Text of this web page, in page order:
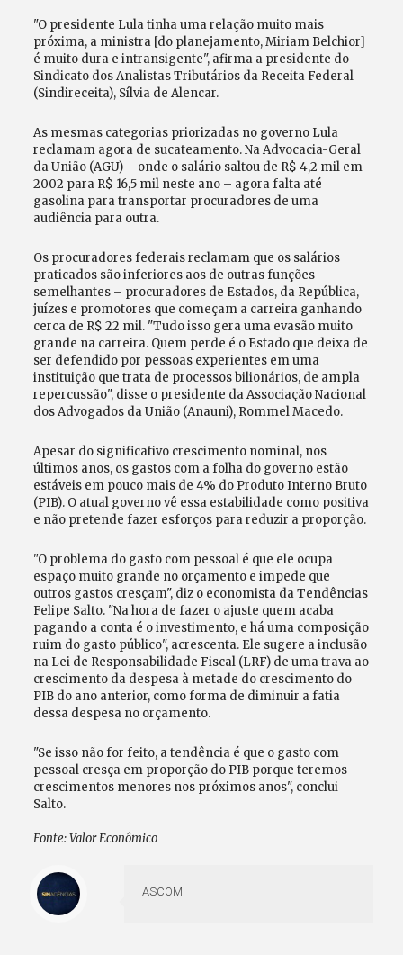
"O presidente Lula tinha uma relação muito mais
próxima, a ministra [do planejamento, Miriam Belchior]
é muito dura e intransigente", afirma a presidente do
Sindicato dos Analistas Tributários da Receita Federal
(Sindireceita), Sílvia de Alencar.
As mesmas categorias priorizadas no governo Lula
reclamam agora de sucateamento. Na Advocacia-Geral
da União (AGU) – onde o salário saltou de R$ 4,2 mil em
2002 para R$ 16,5 mil neste ano – agora falta até
gasolina para transportar procuradores de uma
audiência para outra.
Os procuradores federais reclamam que os salários
praticados são inferiores aos de outras funções
semelhantes – procuradores de Estados, da República,
juízes e promotores que começam a carreira ganhando
cerca de R$ 22 mil. "Tudo isso gera uma evasão muito
grande na carreira. Quem perde é o Estado que deixa de
ser defendido por pessoas experientes em uma
instituição que trata de processos bilionários, de ampla
repercussão", disse o presidente da Associação Nacional
dos Advogados da União (Anauni), Rommel Macedo.
Apesar do significativo crescimento nominal, nos
últimos anos, os gastos com a folha do governo estão
estáveis em pouco mais de 4% do Produto Interno Bruto
(PIB). O atual governo vê essa estabilidade como positiva
e não pretende fazer esforços para reduzir a proporção.
"O problema do gasto com pessoal é que ele ocupa
espaço muito grande no orçamento e impede que
outros gastos cresçam", diz o economista da Tendências
Felipe Salto. "Na hora de fazer o ajuste quem acaba
pagando a conta é o investimento, e há uma composição
ruim do gasto público", acrescenta. Ele sugere a inclusão
na Lei de Responsabilidade Fiscal (LRF) de uma trava ao
crescimento da despesa à metade do crescimento do
PIB do ano anterior, como forma de diminuir a fatia
dessa despesa no orçamento.
"Se isso não for feito, a tendência é que o gasto com
pessoal cresça em proporção do PIB porque teremos
crescimentos menores nos próximos anos", conclui
Salto.
Fonte: Valor Econômico
ASCOM